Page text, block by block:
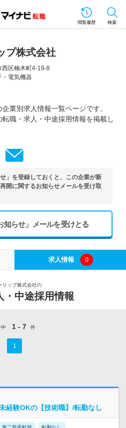
閲覧履歴 検索
プ株式会社
西区楠木町4-19-8
・電気機器
業別求人情報一覧ページです。
転職・求人・中途採用情報を掲載し
」を登録しておくと、この企業が新
開に関するお知らせメールを受け取
知らせ」メールを受けとる
求人情報 0
リップ株式会社の
・中途採用情報
中 1 - 7 件
1
経験OKの【技術職】/転勤なし